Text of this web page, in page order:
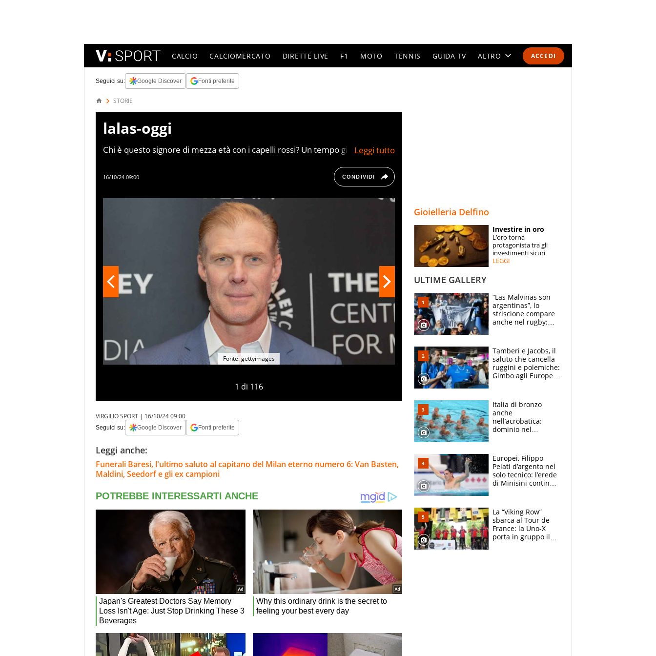
ACCEDI
CALCIO CALCIOMERCATO DIRETTE LIVE F1 MOTO TENNIS GUIDA TV ALTRO
SPECIALI
ESPERTI
Seguici su: Google Discover Fonti preferite
STORIE
lalas-oggi
Chi è questo signore di mezza età con i capelli rossi? Un tempo giocava
16/10/24 09:00 CONDIVIDI
1 di 116
Fonte: gettyimages
VIRGILIO SPORT | 16/10/24 09:00
Seguici su: Google Discover Fonti preferite
Leggi anche:
Funerali Baresi, l'ultimo saluto al capitano del Milan eterno numero 6: Van Basten,
Maldini, Seedorf e gli ex campioni
Gioielleria Delfino
Investire in oro
L’oro torna
protagonista tra gli
investimenti sicuri
LEGGI
ULTIME GALLERY
“Las Malvinas son
argentinas”, lo
striscione compare
anche nel rugby:
un caso
Tamberi e Jacobs, il
saluto che cancella
ruggini e polemiche:
Gimbo agli Europei
Italia di bronzo
anche
nell’acrobatica:
dominio nel
e compagni
continuare
Europei, Filippo
Pelati d’argento nel
solo tecnico: l’erede
di Minisini continua
mirino
La “Viking Row”
sbarca al Tour de
France: la Uno-X
porta in gruppo il